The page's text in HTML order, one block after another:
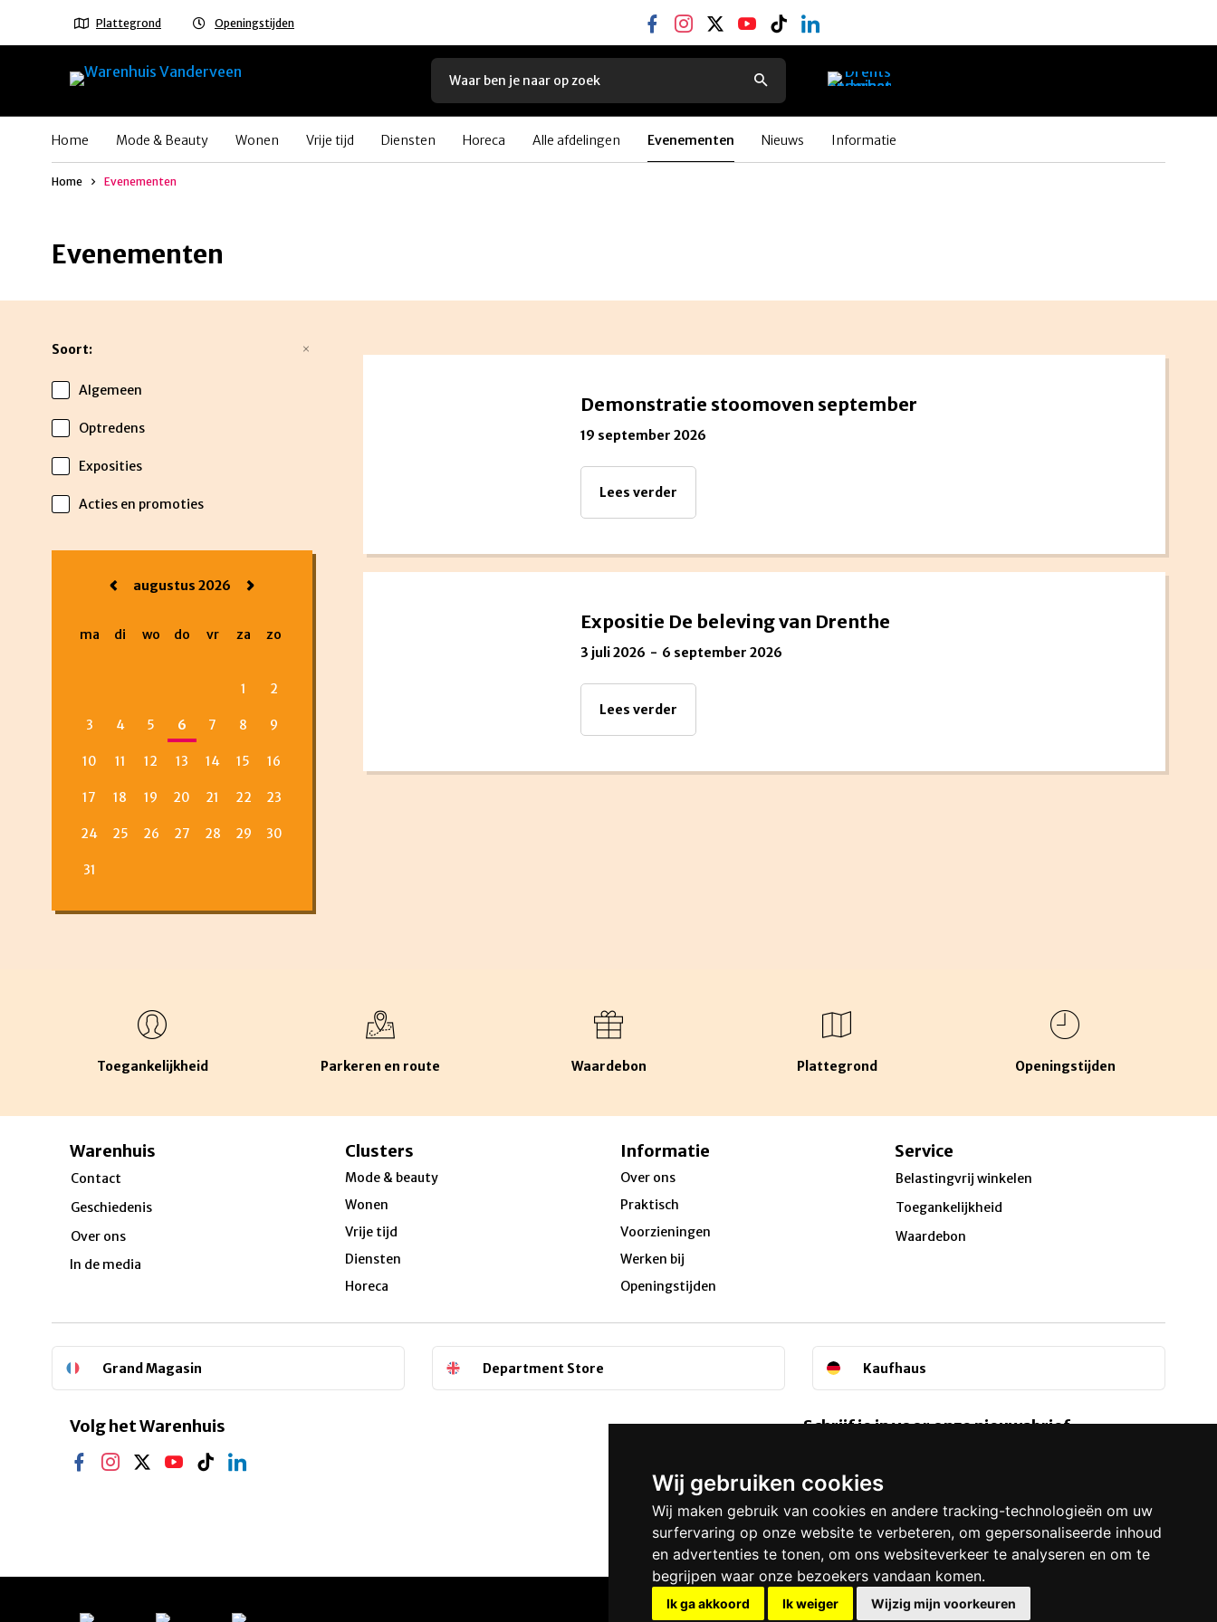
Wij gebruiken cookies
Wij maken gebruik van cookies en andere tracking-technologieën om uw
surfervaring op onze website te verbeteren, om gepersonaliseerde inhoud
en advertenties te tonen, om ons websiteverkeer te analyseren en om te
begrijpen waar onze bezoekers vandaan komen.
Ik ga akkoord Ik weiger Wijzig mijn voorkeuren
Plattegrond Openingstijden
Home Mode & Beauty Wonen Vrije tijd Diensten Horeca Alle afdelingen Evenementen Nieuws Informatie
Home Evenementen
Evenementen
Soort:
Algemeen
Optredens
Exposities
Acties en promoties
augustus 2026
ma di wo do vr za zo
1 2
3 4 5 6 7 8 9
10 11 12 13 14 15 16
17 18 19 20 21 22 23
24 25 26 27 28 29 30
31
Demonstratie stoomoven september
19 september 2026
Lees verder
Expositie De beleving van Drenthe
3 juli 2026 6 september 2026
Lees verder
Toegankelijkheid Parkeren en route Waardebon Plattegrond Openingstijden
Warenhuis
Contact
Geschiedenis
Over ons
In de media
Clusters
Mode & beauty
Wonen
Vrije tijd
Diensten
Horeca
Informatie
Over ons
Praktisch
Voorzieningen
Werken bij
Openingstijden
Service
Belastingvrij winkelen
Toegankelijkheid
Waardebon
Grand Magasin Department Store Kaufhaus
Volg het Warenhuis Schrijf je in voor onze nieuwsbrief.
aanbiedingen en evenementen.
Nu aanmelden